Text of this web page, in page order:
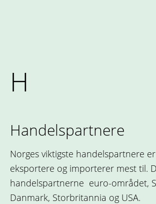
H
Handelspartnere
Norges viktigste handelspartnere
eksportere og importerer mest til.
handelspartnerne euro-området,
Danmark, Storbritannia og USA.